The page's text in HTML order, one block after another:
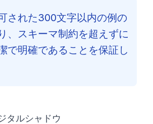
された300文字以内の例の
、スキーマ制約を超えずに
で明確であることを保証し
タルシャドウ